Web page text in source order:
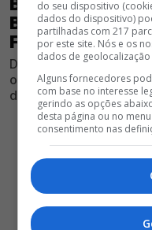
BOAS
FRENTE AO ST.
Depois do desaire
orientada por Marco
da estreia oficial da
do seu dispositivo
dados do dispositivo)
partilhadas com 217
por este site. Nós e os
dados de
Alguns fornecedores
com base no interesse
gerindo as opções
desta página ou no
consentimento nas